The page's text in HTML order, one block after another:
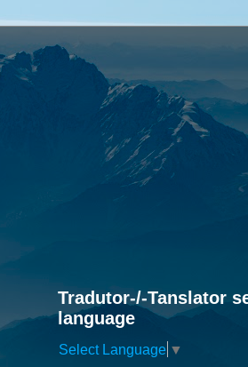
Tradutor-/-Tanslator
language
Select Language ▼